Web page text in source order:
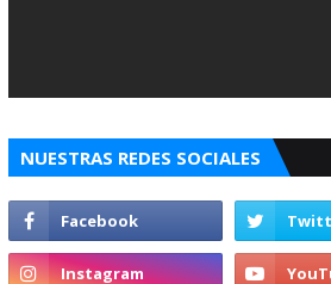
NUESTRAS REDES SOCIALES